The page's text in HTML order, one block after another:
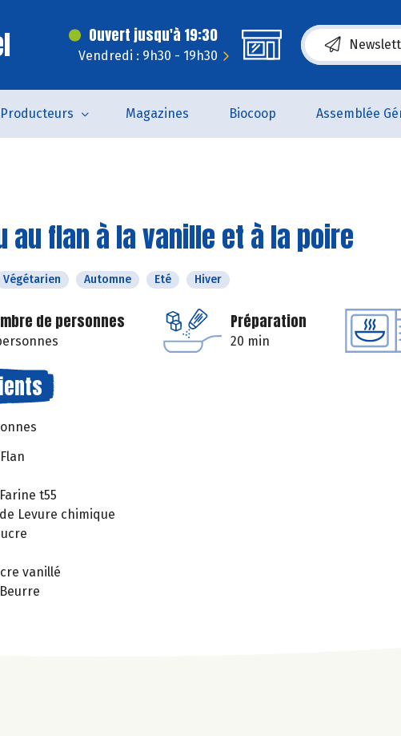
Ouvert jusqu'à 19:30
Vendredi : 9h30 - 19h30 (s’ouvre dans
Producteurs Magazines Biocoop Assemblée
au flan à la vanille et à la poire
Végétarien Automne Eté Hiver
de personnes Préparation
20 min
t55
Levure chimique
vanillé